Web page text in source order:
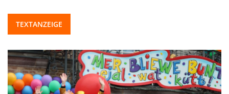
TEXTANZEIGE